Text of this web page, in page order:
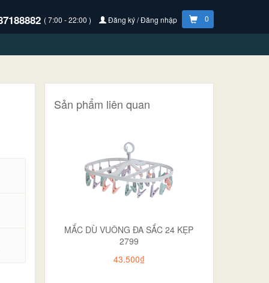
( 7:00 - 22:00 ) Đăng ký / Đăng nhập 0
Sản phẩm liên quan
MẮC DÙ VUÔNG ĐA SẮC 24 KẸP
2799
43.500₫